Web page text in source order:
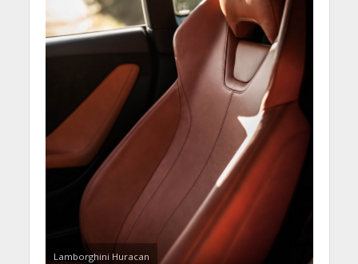
Lamborghini Huracan